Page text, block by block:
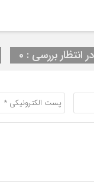
در انتظار بررسی : 0